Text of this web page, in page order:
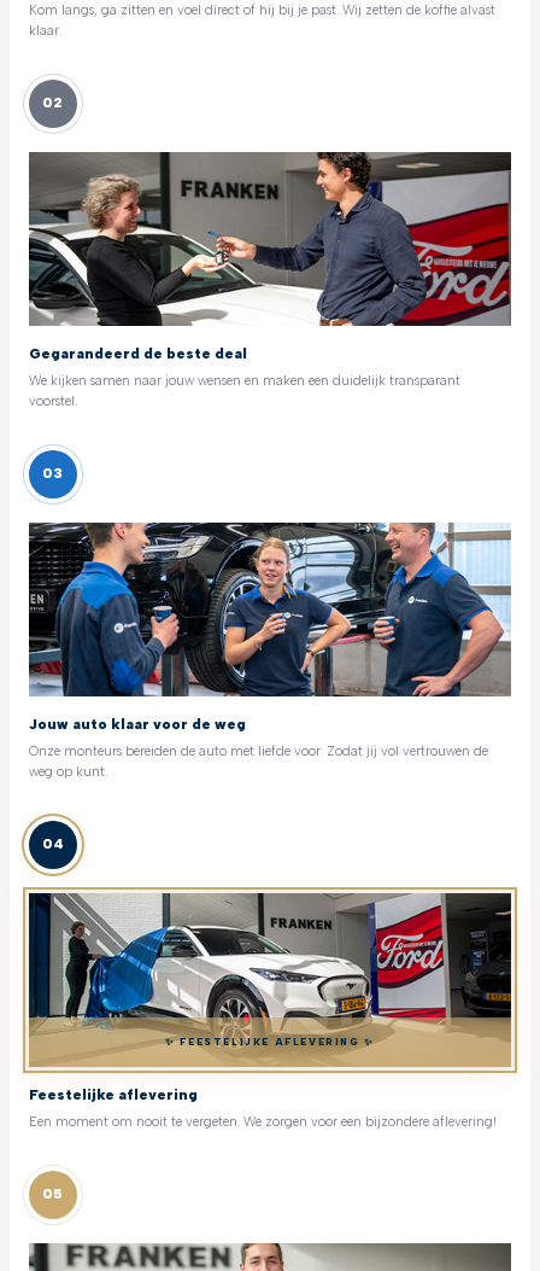
Kom langs, ga zitten en voel direct of hij bij je past. Wij zetten de koffie alvast
klaar.
02
Gegarandeerd de beste deal
We kijken samen naar jouw wensen en maken een duidelijk transparant
voorstel.
03
Jouw auto klaar voor de weg
Onze monteurs bereiden de auto met liefde voor. Zodat jij vol vertrouwen de
weg op kunt.
04
✨ FEESTELIJKE AFLEVERING ✨
Feestelijke aflevering
Een moment om nooit te vergeten. We zorgen voor een bijzondere aflevering!
05